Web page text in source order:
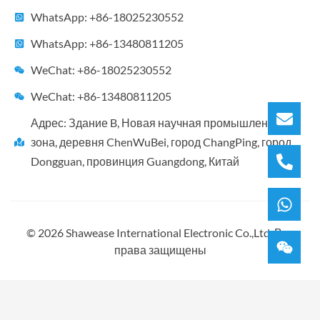
WhatsApp: +86-18025230552
WhatsApp: +86-13480811205
WeChat: +86-18025230552
WeChat: +86-13480811205
Адрес: Здание B, Новая научная промышленная
зона, деревня ChenWuBei, город ChangPing, город
Dongguan, провинция Guangdong, Китай
© 2026 Shawease International Electronic Co.,Ltd. Все
права защищены